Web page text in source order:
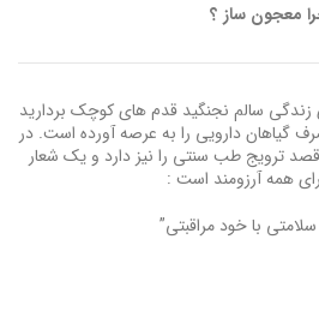
معجون ساز ؟
سالم نجنگید قدم های کوچک بردارید
گیاهان دارویی را به عرصه آورده است. در
ترویج طب سنتی را نیز دارد و یک شعار
همه آرزومند است :
با خود مراقبتی”